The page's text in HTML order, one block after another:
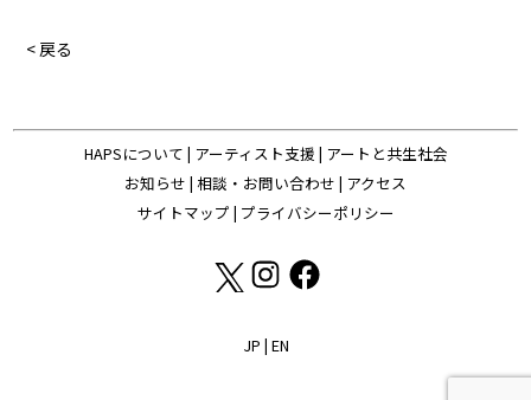
< 戻る
HAPSについて | アーティスト支援 | アートと共生社会
お知らせ | 相談・お問い合わせ | アクセス
サイトマップ | プライバシーポリシー
JP | EN